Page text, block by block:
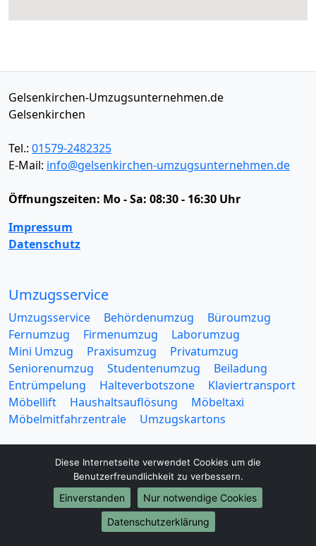
Gelsenkirchen-Umzugsunternehmen.de
Gelsenkirchen
Tel.: 01579-2482325
E-Mail: info@gelsenkirchen-umzugsunternehmen.de
Öffnungszeiten: Mo - Sa: 08:30 - 16:30 Uhr
Impressum
Datenschutz
Umzugsservice
Umzugsservice Behördenumzug
Büroumzug
Fernumzug
Firmenumzug
Laborumzug
Mini Umzug
Praxisumzug
Privatumzug
Seniorenumzug
Studentenumzug
Beiladung
Entrümpelung
Halteverbotszone
Klaviertransport
Möbellift
Haushaltsauflösung
Möbeltaxi
Möbelmitfahrzentrale
Umzugskartons
Europa-Umzüge
Umzug von Gelsenkirchen nach Belarus
Diese Internetseite verwendet Cookies um die
Benutzerfreundlichkeit zu verbessern.
Einverstanden
Nur notwendige Cookies
Datenschutzerklärung